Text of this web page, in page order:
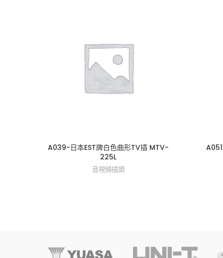
A039-日本EST牌白色曲形TV插 MTV-
225L
音視頻插頭